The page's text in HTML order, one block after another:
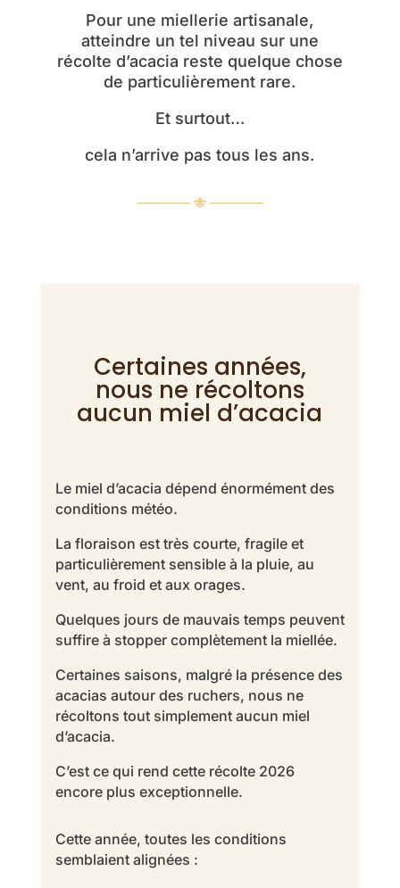
Pour une miellerie artisanale,
atteindre un tel niveau sur une
récolte d’acacia reste quelque chose
de particulièrement rare.
Et surtout…
cela n’arrive pas tous les ans.
────── 🐝 ──────
Certaines années,
nous ne récoltons
aucun miel d’acacia
Le miel d’acacia dépend énormément des
conditions météo.
La floraison est très courte, fragile et
particulièrement sensible à la pluie, au
vent, au froid et aux orages.
Quelques jours de mauvais temps peuvent
suffire à stopper complètement la miellée.
Certaines saisons, malgré la présence des
acacias autour des ruchers, nous ne
récoltons tout simplement aucun miel
d’acacia.
C’est ce qui rend cette récolte 2026
encore plus exceptionnelle.
Cette année, toutes les conditions
semblaient alignées :